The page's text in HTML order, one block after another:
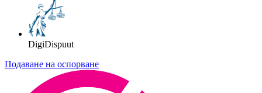
DigiDispuut
Подаване на оспорване